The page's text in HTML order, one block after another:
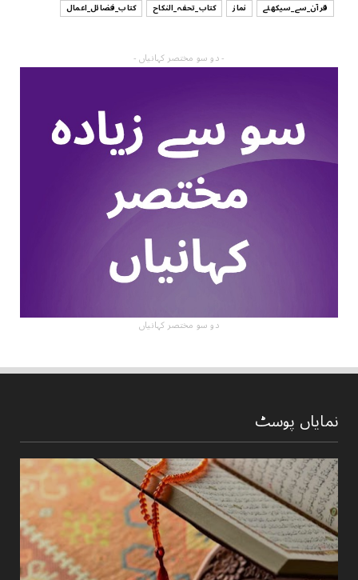
قرآن_سے_سیکھئے
نماز کتاب_تحفہ_النکاح کتاب_فضائل_اعمال
- دو سو مختصر کہانیاں -
دو سو مختصر کہانیاں
نمایاں پوسٹ